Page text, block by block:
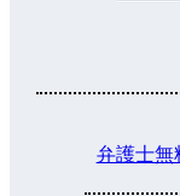
弁護士無